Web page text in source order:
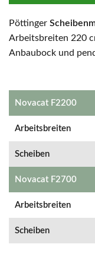
Pöttinger
Arbeitsbreiten 220
Anbaubock und
Novacat F2200
Arbeitsbreiten
Scheiben
Novacat F2700
Arbeitsbreiten
Scheiben